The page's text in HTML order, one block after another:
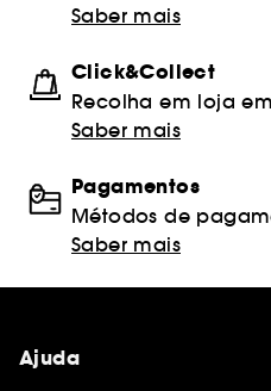
Saber mais
Click&Collect
Recolha em loja
Saber mais
Pagamentos
Métodos de
Saber mais
Ajuda